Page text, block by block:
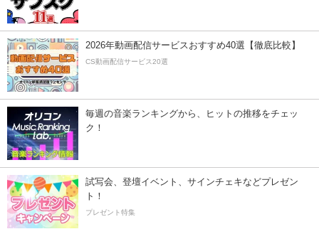
2026年動画配信サービスおすすめ40選【徹底比較】
CS動画配信サービス20選
毎週の音楽ランキングから、ヒットの推移をチェッ
ク！
試写会、登壇イベント、サインチェキなどプレゼン
ト！
プレゼント特集